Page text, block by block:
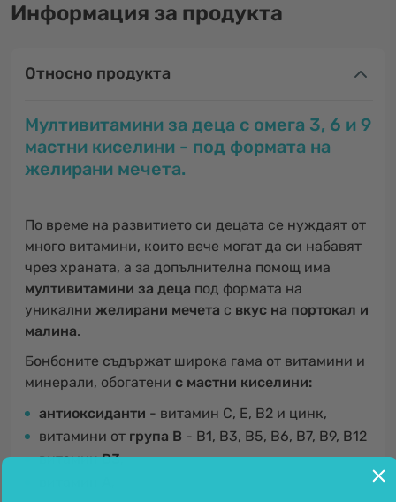
Информация за продукта
Относно продукта
Мултивитамини за деца с омега 3, 6 и 9
мастни киселини - под формата на
желирани мечета.
По време на развитието си децата се нуждаят от
много витамини, които вече могат да си набавят
чрез храната, а за допълнителна помощ има
мултивитамини за деца под формата на
уникални желирани мечета с вкус на портокал и
малина.
Бонбоните съдържат широка гама от витамини и
минерали, обогатени с мастни киселини:
антиоксиданти - витамин С, Е, В2 и цинк,
витамини от група В - В1, В3, В5, В6, В7, В9, В12
витаминD3,